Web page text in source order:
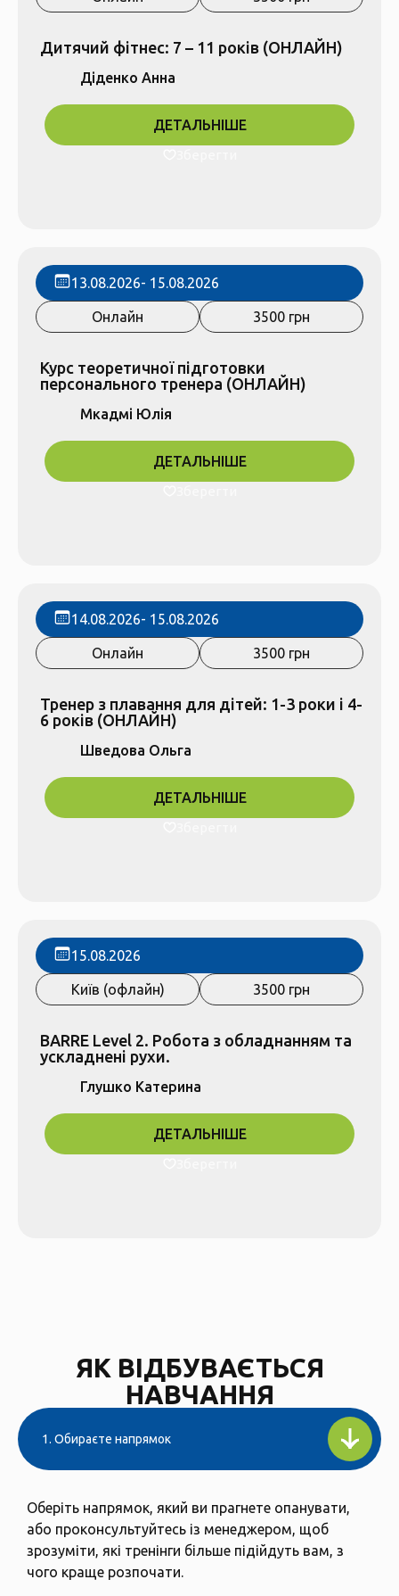
Дитячий фітнес: 7 – 11 років (ОНЛАЙН)
Діденко Анна
ДЕТАЛЬНІШЕ
13.08.2026- 15.08.2026
Онлайн 3500 грн
Курс теоретичної підготовки
персонального тренера (ОНЛАЙН)
Мкадмі Юлія
ДЕТАЛЬНІШЕ
14.08.2026- 15.08.2026
Онлайн 3500 грн
Тренер з плавання для дітей: 1-3 роки і 4-
6 років (ОНЛАЙН)
Шведова Ольга
ДЕТАЛЬНІШЕ
15.08.2026
Київ (офлайн) 3500 грн
BARRE Level 2. Робота з обладнанням та
ускладнені рухи.
Глушко Катерина
ДЕТАЛЬНІШЕ
ЯК ВІДБУВАЄТЬСЯ
НАВЧАННЯ
1. Обираєте напрямок
Оберіть напрямок, який ви прагнете опанувати,
або проконсультуйтесь із менеджером, щоб
зрозуміти, які тренінги більше підійдуть вам, з
чого краще розпочати.